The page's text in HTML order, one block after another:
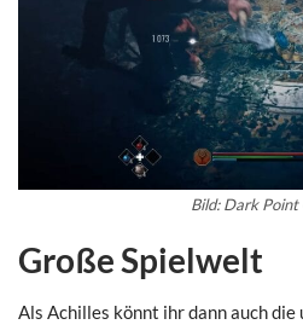
Bild: Dark Point
Große Spielwelt
Als Achilles könnt ihr dann auch die